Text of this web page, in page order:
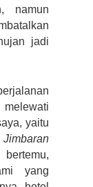
namun
jadi
yaitu
yang